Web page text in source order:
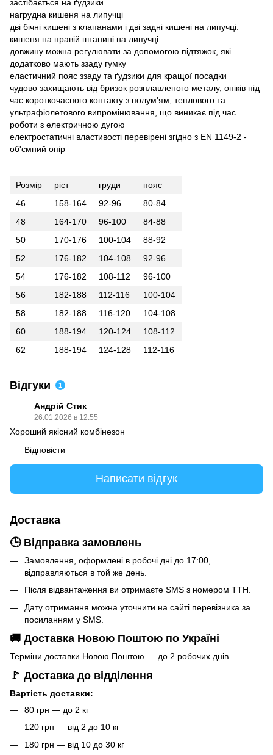
застібається на ґудзики
нагрудна кишеня на липучці
дві бічні кишені з клапанами і дві задні кишені на липучці.
кишеня на правій штанині на липучці
довжину можна регулювати за допомогою підтяжок, які
додатково мають ззаду гумку
еластичний пояс ззаду та ґудзики для кращої посадки
чудово захищають від бризок розплавленого металу, опіків під
час короткочасного контакту з полум'ям, теплового та
ультрафіолетового випромінювання, що виникає під час
роботи з електричною дугою
електростатичні властивості перевірені згідно з EN 1149-2 -
об'ємний опір
Розмір ріст груди
пояс
46
158-164 92-96
80-84
48
164-170 96-100
84-88
50
170-176 100-104
88-92
52
176-182 104-108
92-96
54
176-182 108-112
96-100
56
182-188 112-116
100-104
58
182-188 116-120
104-108
60
188-194 120-124
108-112
62
188-194 124-128 112-116
Відгуки 1
Андрій Стик
26.01.2026 в 12:55
Хороший якісний комбінезон
Відповісти
Написати відгук
Доставка
🕒 Відправка замовлень
Замовлення, оформлені в робочі дні до 17:00,
відправляються в той же день.
Після відвантаження ви отримаєте SMS з номером ТТН.
Дату отримання можна уточнити на сайті перевізника за
посиланням у SMS.
🚚 Доставка Новою Поштою по Україні
Терміни доставки Новою Поштою — до 2 робочих днів
🚩 Доставка до відділення
Вартість доставки:
80 грн — до 2 кг
120 грн — від 2 до 10 кг
180 грн — від 10 до 30 кг